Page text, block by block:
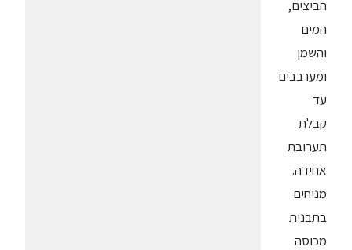
הביצים,
המים
והשמן
ומערבבים
עד
קבלת
תערובת
אחידה.
מניחים
בתבנית
מכוסה